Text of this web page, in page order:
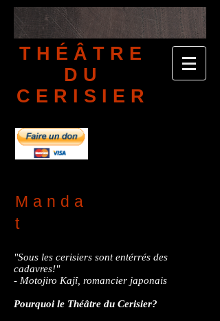
THÉÂTRE
DU
CERISIER
Manda
t
"Sous les cerisiers sont entérrés des
cadavres!"
- Motojiro Kajî, romancier japonais
Pourquoi le Théâtre du Cerisier?